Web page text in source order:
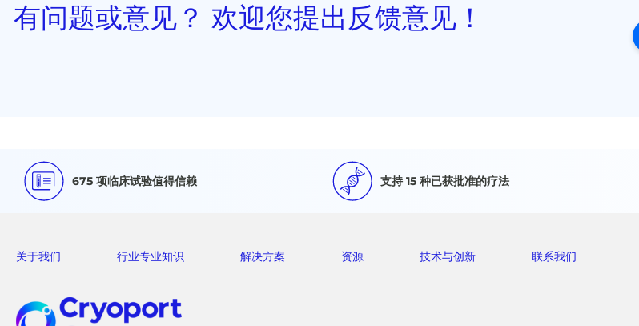
有问题或意见？ 欢迎您提出反馈意见！
675 项临床试验值得信赖 支持 15 种已获批准的疗法
关于我们 行业专业知识 解决方案 资源 技术与创新 联系我们